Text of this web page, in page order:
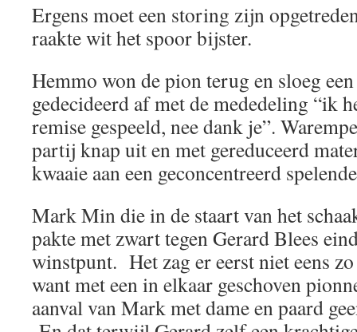
Ergens moet een storing zijn
raakte wit het spoor bijster.
Hemmo won de pion terug en sloeg
gedecideerd af met de mededeling “ik
remise gespeeld, nee dank je”.
partij knap uit en met gereduceerd
kwaaie aan een geconcentreerd
Mark Min die in de staart van het
pakte met zwart tegen Gerard Blees
winstpunt. Het zag er eerst niet eens
want met een in elkaar geschoven
aanval van Mark met dame en paard